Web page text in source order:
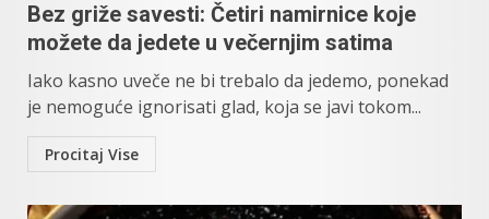
Bez griže savesti: Četiri namirnice koje
možete da jedete u večernjim satima
Iako kasno uveče ne bi trebalo da jedemo, ponekad
je nemoguće ignorisati glad, koja se javi tokom...
Procitaj Vise